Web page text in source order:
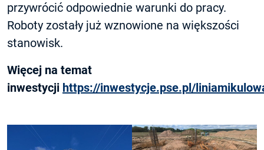
przywrócić odpowiednie warunki do pracy.
Roboty zostały już wznowione na większości
stanowisk.
Więcej na temat
inwestycji https://inwestycje.pse.pl/